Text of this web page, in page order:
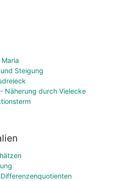
Steigung
Näherung durch Vielecke